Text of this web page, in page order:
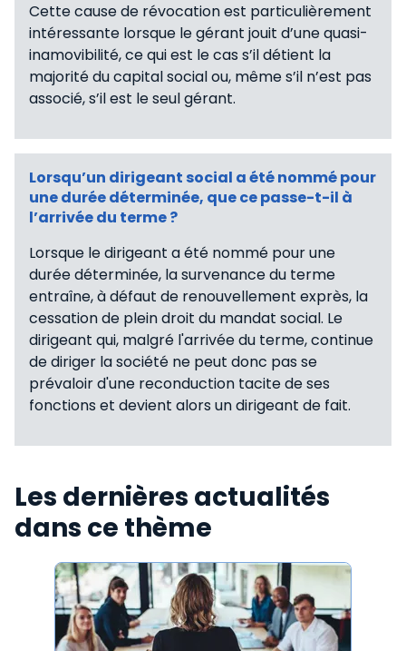
Cette cause de révocation est particulièrement
intéressante lorsque le gérant jouit d’une quasi-
inamovibilité, ce qui est le cas s’il détient la
majorité du capital social ou, même s’il n’est pas
associé, s’il est le seul gérant.
Lorsqu’un dirigeant social a été nommé pour
une durée déterminée, que ce passe-t-il à
l’arrivée du terme ?
Lorsque le dirigeant a été nommé pour une
durée déterminée, la survenance du terme
entraîne, à défaut de renouvellement exprès, la
cessation de plein droit du mandat social. Le
dirigeant qui, malgré l'arrivée du terme, continue
de diriger la société ne peut donc pas se
prévaloir d'une reconduction tacite de ses
fonctions et devient alors un dirigeant de fait.
Les dernières actualités
dans ce thème